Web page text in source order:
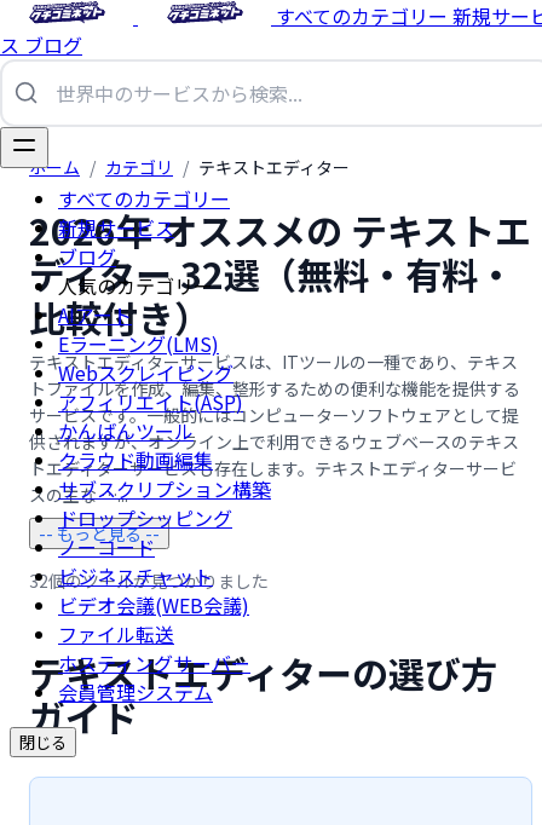
すべてのカテゴリー 新規サー
ス ブログ
すべてのカテゴリー
新規サービス
ブログ
人気のカテゴリー
AIアート
Eラーニング(LMS)
Webスクレイピング
アフィリエイト(ASP)
かんばんツール
クラウド動画編集
サブスクリプション構築
ドロップシッピング
ノーコード
ビジネスチャット
ビデオ会議(WEB会議)
ファイル転送
ホスティングサーバー
会員管理システム
閉じる
ホーム / カテゴリ / テキストエディター
2026年 オススメの テキストエ
ディター 32選（無料・有料・
比較付き）
テキストエディターサービスは、ITツールの一種であり、テキス
トファイルを作成、編集、整形するための便利な機能を提供する
サービスです。一般的にはコンピューターソフトウェアとして提
供されますが、オンライン上で利用できるウェブベースのテキス
トエディターサービスも存在します。テキストエディターサービ
スの主な …...
-- もっと見る --
32個のツールが見つかりました
テキストエディターの選び方
ガイド